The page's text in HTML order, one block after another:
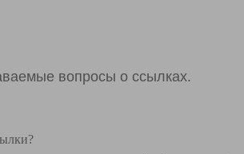
вопросы о ссылках.